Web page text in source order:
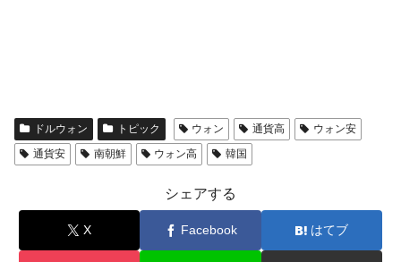
ドルウォン トピック ウォン 通貨高
ウォン安
通貨安
南朝鮮 ウォン高 韓国
シェアする
X Facebook はてブ